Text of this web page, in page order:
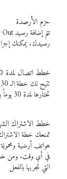
حزم الأرصدة
رصيدك، يمكنك إجراء
خطط اتصال لمدة 30 يومًا
تختارها لمدة 30 يوماً بأسعار فايبر المنخفضة.
خطط الاشتراك
تمنحك خطة الاشتراك
هواتف أرضية
في أي وقت. ومن
التي تجريها بالفعل